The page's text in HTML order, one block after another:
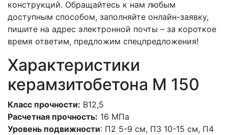
конструкций. Обращайтесь к нам любым
доступным способом, заполняйте онлайн-заявку,
пишите на адрес электронной почты – за короткое
время ответим, предложим спецпредложения!
Характеристики
керамзитобетона М 150
Класс прочности: В12,5
Расчетная прочность: 16 МПа
Уровень подвижности: П2 5-9 см, П3 10-15 см, П4